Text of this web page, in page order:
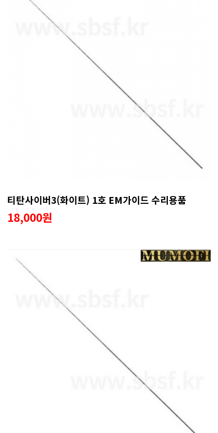
티탄사이버3(화이트) 1호 EM가이드 수리용품
18,000원